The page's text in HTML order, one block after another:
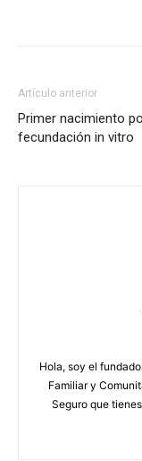
Artículo anterior
Primer nacimiento
fecundación in vitro
Hola, soy el
Familiar y
Seguro que